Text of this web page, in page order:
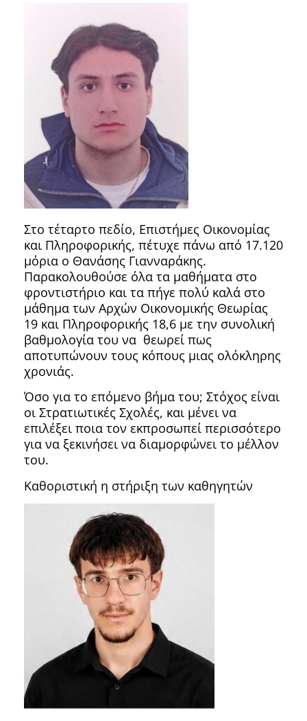
Στο τέταρτο πεδίο, Επιστήμες Οικονομίας
και Πληροφορικής, πέτυχε πάνω από 17.120
μόρια ο Θανάσης Γιανναράκης.
Παρακολουθούσε όλα τα μαθήματα στο
φροντιστήριο και τα πήγε πολύ καλά στο
μάθημα των Αρχών Οικονομικής Θεωρίας
19 και Πληροφορικής 18,6 με την συνολική
βαθμολογία του να θεωρεί πως
αποτυπώνουν τους κόπους μιας ολόκληρης
χρονιάς.
Όσο για το επόμενο βήμα του; Στόχος είναι
οι Στρατιωτικές Σχολές, και μένει να
επιλέξει ποια τον εκπροσωπεί περισσότερο
για να ξεκινήσει να διαμορφώνει το μέλλον
του.
Καθοριστική η στήριξη των καθηγητών